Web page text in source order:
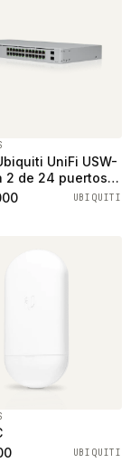
UniFi USW-
2 de 24 puertos
y 2
UBIQUITI
UBIQUITI